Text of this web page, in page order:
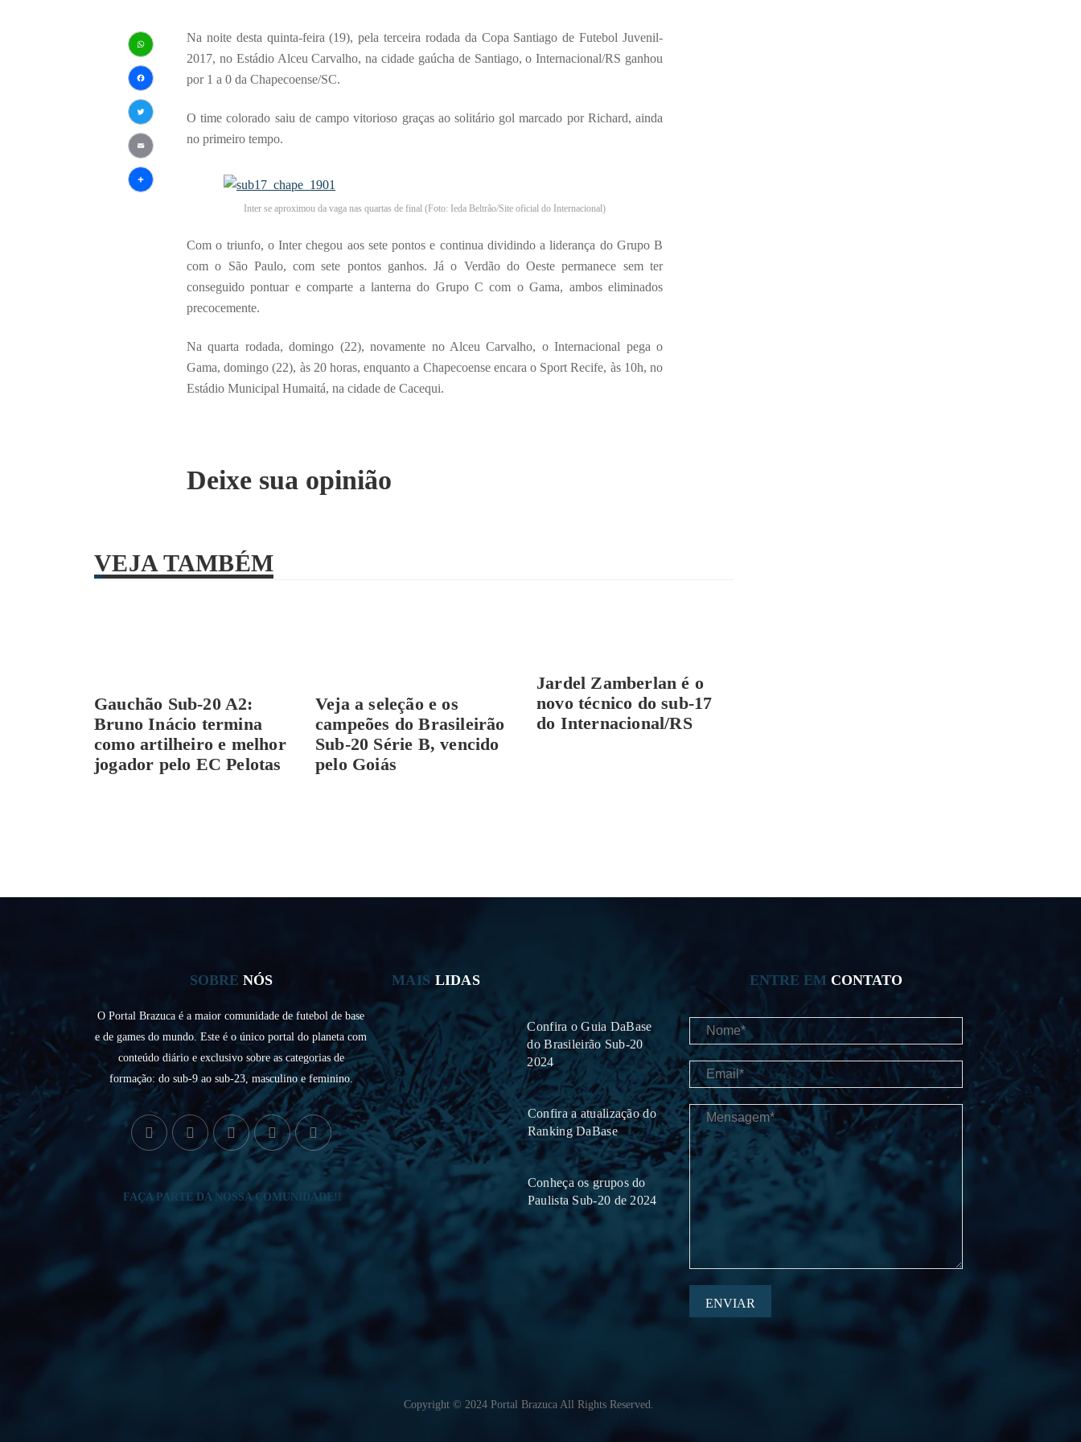
WhatsApp
Facebook
Twitter
Email
Na noite desta quinta-feira (19), pela terceira rodada da Copa Santiago de Futebol Juvenil-
2017, no Estádio Alceu Carvalho, na cidade gaúcha de Santiago, o Internacional/RS ganhou
por 1 a 0 da Chapecoense/SC.
O time colorado saiu de campo vitorioso graças ao solitário gol marcado por Richard, ainda
no primeiro tempo.
Inter se aproximou da vaga nas quartas de final (Foto: Ieda Beltrão/Site oficial do Internacional)
Com o triunfo, o Inter chegou aos sete pontos e continua dividindo a liderança do Grupo B
com o São Paulo, com sete pontos ganhos. Já o Verdão do Oeste permanece sem ter
conseguido pontuar e comparte a lanterna do Grupo C com o Gama, ambos eliminados
precocemente.
Na quarta rodada, domingo (22), novamente no Alceu Carvalho, o Internacional pega o
Gama, domingo (22), às 20 horas, enquanto a Chapecoense encara o Sport Recife, às 10h, no
Estádio Municipal Humaitá, na cidade de Cacequi.
Deixe sua opinião
VEJA TAMBÉM
Gauchão Sub-20 A2:
Bruno Inácio termina
como artilheiro e melhor
jogador pelo EC Pelotas
Veja a seleção e os
campeões do Brasileirão
Sub-20 Série B, vencido
pelo Goiás
Jardel Zamberlan é o
novo técnico do sub-17
do Internacional/RS
SOBRE NÓS
O Portal Brazuca é a maior comunidade de futebol de base
e de games do mundo. Este é o único portal do planeta com
conteúdo diário e exclusivo sobre as categorias de
formação: do sub-9 ao sub-23, masculino e feminino.
FAÇA PARTE DA NOSSA COMUNIDADE!!
MAIS LIDAS
Confira o Guia DaBase
do Brasileirão Sub-20
2024
Confira a atualização do
Ranking DaBase
Conheça os grupos do
Paulista Sub-20 de 2024
ENTRE EM CONTATO
ENVIAR
Copyright © 2024 Portal Brazuca All Rights Reserved.